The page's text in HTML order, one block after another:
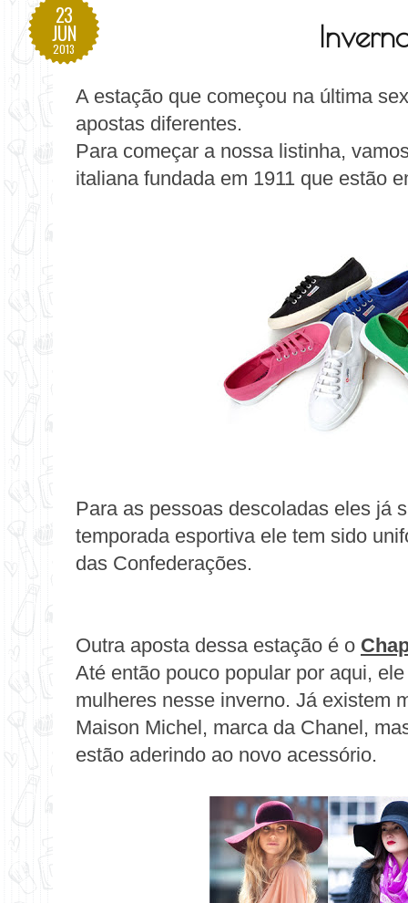
23
JUN
2013
A estação que começou na última
apostas diferentes.
Para começar a nossa listinha,
italiana fundada em 1911 que estão
Para as pessoas descoladas eles já
temporada esportiva ele tem sido
das Confederações.
Outra aposta dessa estação é o
Até então pouco popular por aqui,
mulheres nesse inverno. Já existem
Maison Michel, marca da Chanel,
estão aderindo ao novo acessório.